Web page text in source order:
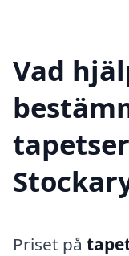
Vad
Priset på